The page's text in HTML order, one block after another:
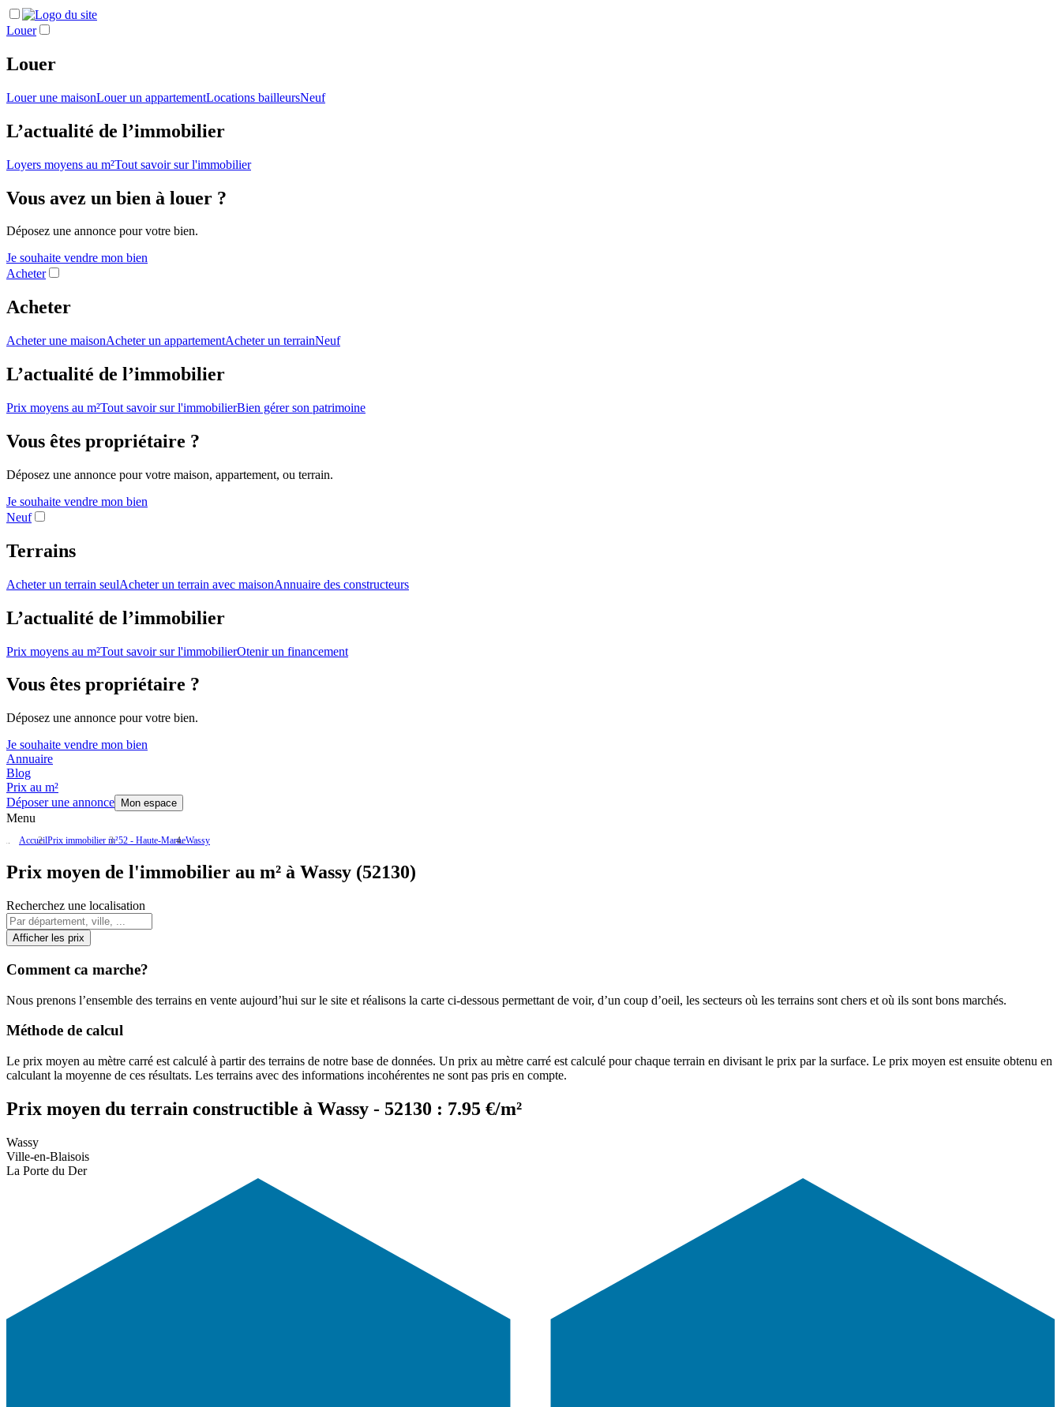
Louer
Louer
Louer une maisonLouer un appartementLocations bailleursNeuf
L’actualité de l’immobilier
Loyers moyens au m²Tout savoir sur l'immobilier
Vous avez un bien à louer ?
Déposez une annonce pour votre bien.
Je souhaite vendre mon bien
Acheter
Acheter
Acheter une maisonAcheter un appartementAcheter un terrainNeuf
L’actualité de l’immobilier
Prix moyens au m²Tout savoir sur l'immobilierBien gérer son patrimoine
Vous êtes propriétaire ?
Déposez une annonce pour votre maison, appartement, ou terrain.
Je souhaite vendre mon bien
Neuf
Terrains
Acheter un terrain seulAcheter un terrain avec maisonAnnuaire des constructeurs
L’actualité de l’immobilier
Prix moyens au m²Tout savoir sur l'immobilierOtenir un financement
Vous êtes propriétaire ?
Déposez une annonce pour votre bien.
Je souhaite vendre mon bien
Annuaire
Blog
Prix au m²
Déposer une annonce
Mon espace
Menu
AccueilPrix immobilier m²52 - Haute-MarneWassy
Prix moyen de l'immobilier au m² à Wassy (52130)
Recherchez une localisation
Afficher les prix
Comment ca marche?
Nous prenons l’ensemble des terrains en vente aujourd’hui sur le site et réalisons la carte ci-dessous permettant de voir, d’un coup d’oeil, les secteurs où les terrains sont chers et où ils sont bons marchés.
Méthode de calcul
Le prix moyen au mètre carré est calculé à partir des terrains de notre base de données. Un prix au mètre carré est calculé pour chaque terrain en divisant le prix par la surface. Le prix moyen est ensuite obtenu en
calculant la moyenne de ces résultats. Les terrains avec des informations incohérentes ne sont pas pris en compte.
Prix moyen du terrain constructible à Wassy - 52130 : 7.95 €/m²
Wassy
Ville-en-Blaisois
La Porte du Der